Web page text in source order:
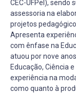
CEC-UFPel),
assessoria na
projetos
Apresenta
com ênfase na
atuou por nove
Educação, Ciência
experiência na
como quanto à